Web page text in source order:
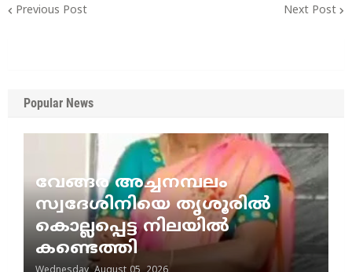
Previous Post Next Post
Popular News
വേങ്ങര അച്ചനമ്പലം
സ്വദേശിനിയെ തൃശൂരിൽ
കൊല്ലപ്പെട്ട നിലയിൽ
കണ്ടെത്തി